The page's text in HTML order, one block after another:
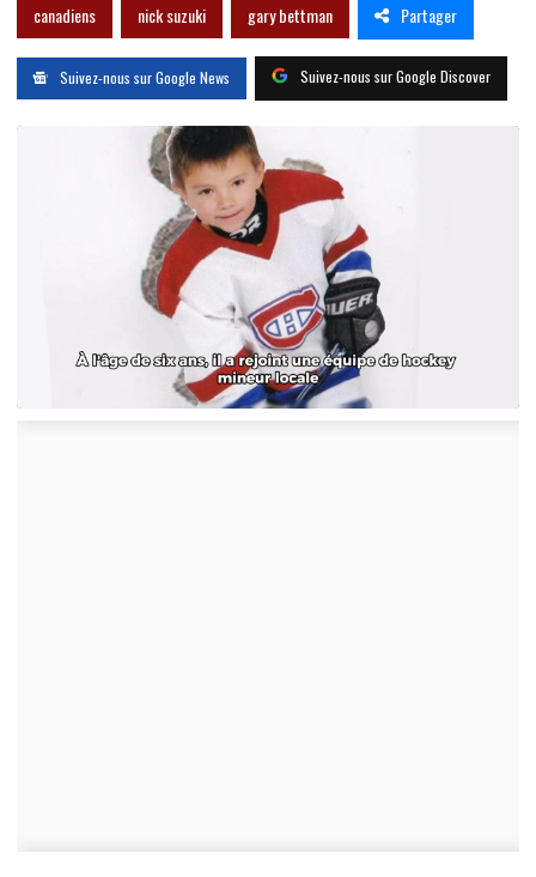
canadiens nick suzuki gary bettman Partager
Suivez-nous sur Google News Suivez-nous sur Google Discover